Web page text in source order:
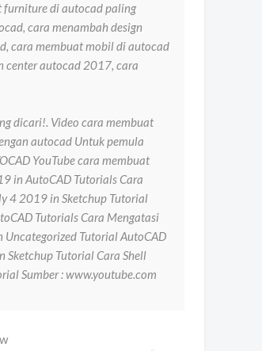
furniture di autocad paling
cara menambah design
cara membuat mobil di autocad
center autocad 2017, cara
dicari!. Video cara membuat
autocad Untuk pemula
YouTube cara membuat
in AutoCAD Tutorials Cara
4 2019 in Sketchup Tutorial
Tutorials Cara Mengatasi
Uncategorized Tutorial AutoCAD
Sketchup Tutorial Cara Shell
Sumber : www.youtube.com